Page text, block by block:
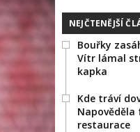
NEJČTENĚJŠÍ
Bouřky
Vítr lámal
kapka
Kde tráví
restaurace